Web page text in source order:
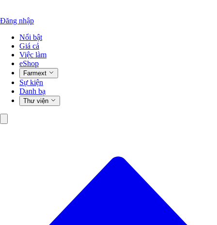
Đăng nhập
Nổi bật
Giá cả
Việc làm
eShop
Farmext
Sự kiện
Danh bạ
Thư viện